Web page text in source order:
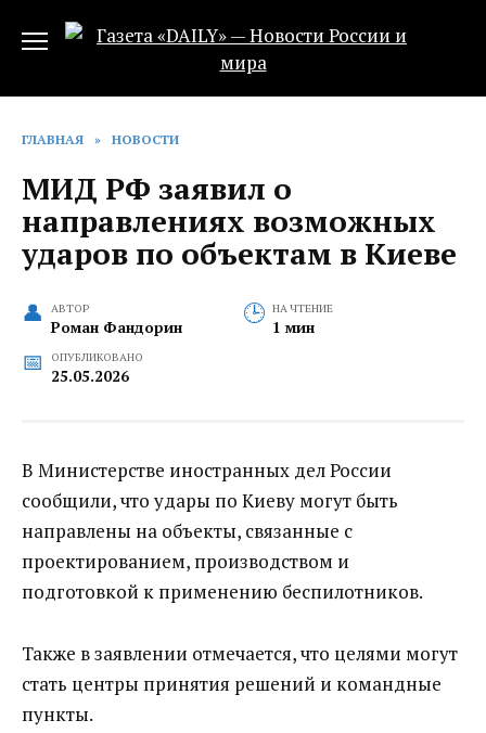
ГЛАВНАЯ » НОВОСТИ
МИД РФ заявил о
направлениях возможных
ударов по объектам в Киеве
АВТОР
Роман Фандорин
НА ЧТЕНИЕ
1 мин
ОПУБЛИКОВАНО
25.05.2026
В Министерстве иностранных дел России
сообщили, что удары по Киеву могут быть
направлены на объекты, связанные с
проектированием, производством и
подготовкой к применению беспилотников.
Также в заявлении отмечается, что целями могут
стать центры принятия решений и командные
пункты.